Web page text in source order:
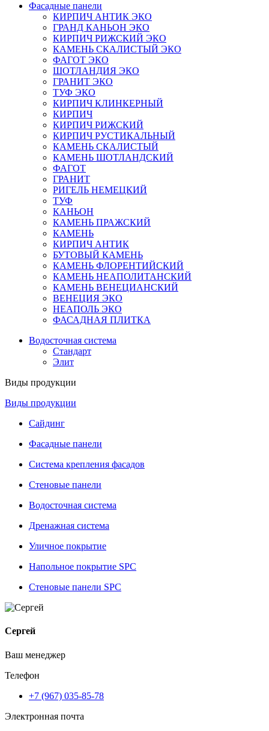
Фасадные панели
КИРПИЧ АНТИК ЭКО
ГРАНД КАНЬОН ЭКО
КИРПИЧ РИЖСКИЙ ЭКО
КАМЕНЬ СКАЛИСТЫЙ ЭКО
ФАГОТ ЭКО
ШОТЛАНДИЯ ЭКО
ГРАНИТ ЭКО
ТУФ ЭКО
КИРПИЧ КЛИНКЕРНЫЙ
КИРПИЧ
КИРПИЧ РИЖСКИЙ
КИРПИЧ РУСТИКАЛЬНЫЙ
КАМЕНЬ СКАЛИСТЫЙ
КАМЕНЬ ШОТЛАНДСКИЙ
ФАГОТ
ГРАНИТ
РИГЕЛЬ НЕМЕЦКИЙ
ТУФ
КАНЬОН
КАМЕНЬ ПРАЖСКИЙ
КАМЕНЬ
КИРПИЧ АНТИК
БУТОВЫЙ КАМЕНЬ
КАМЕНЬ ФЛОРЕНТИЙСКИЙ
КАМЕНЬ НЕАПОЛИТАНСКИЙ
КАМЕНЬ ВЕНЕЦИАНСКИЙ
ВЕНЕЦИЯ ЭКО
НЕАПОЛЬ ЭКО
ФАСАДНАЯ ПЛИТКА
Водосточная система
Стандарт
Элит
Виды продукции
Виды продукции
Сайдинг
Фасадные панели
Система крепления фасадов
Стеновые панели
Водосточная система
Дренажная система
Уличное покрытие
Напольное покрытие SPC
Стеновые панели SPC
Сергей
Ваш менеджер
Телефон
+7 (967) 035-85-78
Электронная почта